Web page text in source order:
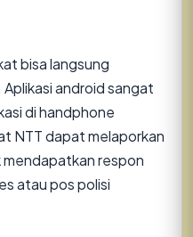
bisa langsung
android sangat
di handphone
NTT dapat melaporkan
respon
atau pos polisi